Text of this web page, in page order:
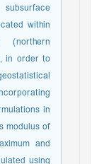
within
(northern
in order to
in
modulus of
and